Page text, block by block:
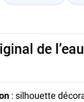
de
: silhouette